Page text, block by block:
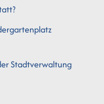
Stadtverwaltung